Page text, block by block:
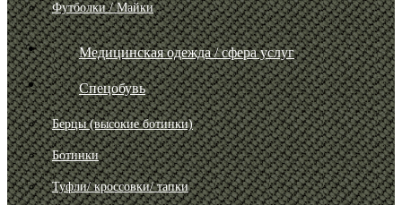
Футболки / Майки
Медицинская одежда / сфера услуг
Спецобувь
Берцы (высокие ботинки)
Ботинки
Туфли/ кроссовки/ тапки